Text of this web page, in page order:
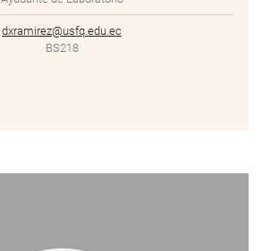
dxramirez@usfq.edu.ec
BS218